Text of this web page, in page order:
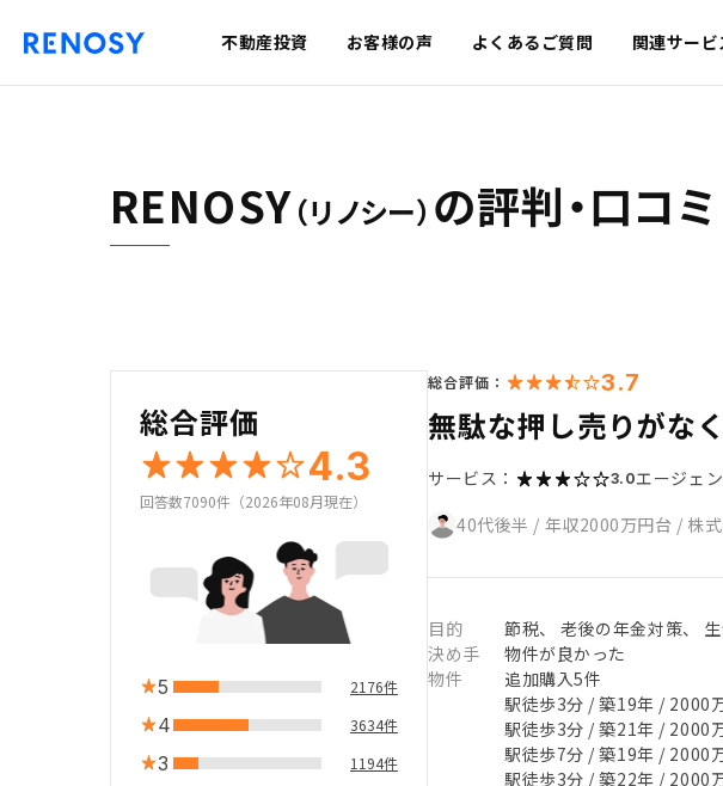
不動産投資 お客様の声 よくあるご質問 関連サービ
RENOSY（リノシー） の評判・口コミ
総合評価
4.3
回答数7090件（2026年08月現在）
5 2176件
4 3634件
3 1194件
総合評価： 3.7
無駄な押し売りがな
サービス： 3.0エージェン
40代後半 / 年収2000万円台 / 株
目的
節税、 老後の年金対策、
決め手
物件が良かった
物件
追加購入5件
駅徒歩3分 / 築19年 / 2000
駅徒歩3分 / 築21年 / 2000
駅徒歩7分 / 築19年 / 2000
駅徒歩3分 / 築22年 / 2000